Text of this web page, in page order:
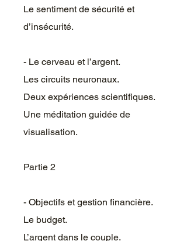
Le sentiment de sécurité et
d’insécurité.
- Le cerveau et l’argent.
Les circuits neuronaux.
Deux expériences scientifiques.
Une méditation guidée de
visualisation.
Partie 2
- Objectifs et gestion financière.
Le budget.
L’argent dans le couple.